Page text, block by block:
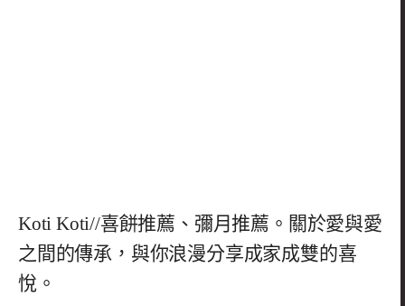
Koti Koti//喜餅推薦、彌月推薦。關於愛與愛
之間的傳承，與你浪漫分享成家成雙的喜
悅。